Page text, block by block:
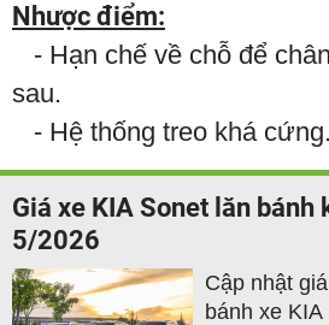
Nhược điểm:
- Hạn chế về chỗ để
sau.
- Hệ thống treo khá cứng.
Giá xe KIA Sonet lăn
5/2026
Cập nhật
bánh xe